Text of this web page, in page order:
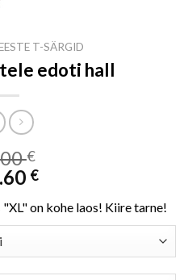
T-SÄRGID
edoti hall
€
€
on kohe laos! Kiire tarne!